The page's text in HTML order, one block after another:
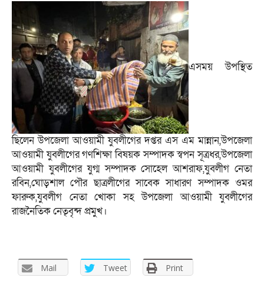
এসময় উপস্থিত
ছিলেন উপজেলা আওয়ামী যুবলীগের দপ্তর এস এম মান্নান,উপজেলা
আওয়ামী যুবলীগের গণশিক্ষা বিষয়ক সম্পাদক স্বপন সূত্রধর,উপজেলা
আওয়ামী যুবলীগের যুগ্ম সম্পাদক সোহেল আশরাফ,যুবলীগ নেতা
রবিন,ঘোড়শাল পৌর ছাত্রলীগের সাবেক সাধারণ সম্পাদক ওমর
ফারুক,যুবলীগ নেতা খোকা সহ উপজেলা আওয়ামী যুবলীগের
রাজনৈতিক নেতৃবৃন্দ প্রমুখ।
Mail Tweet Print